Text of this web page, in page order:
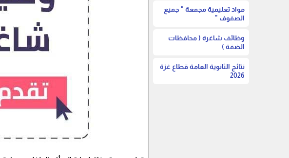
مواد تعليمية مجمعة " جميع
الصفوف "
وظائف شاغرة ( محافظات
الضفة )
نتائج الثانوية العامة قطاع غزة
2026